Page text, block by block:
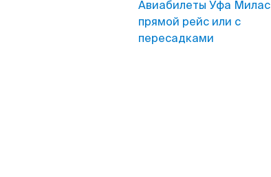
Авиабилеты Уфа Милас
прямой рейс или с
пересадками